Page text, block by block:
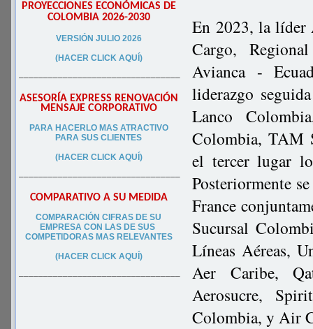
PROYECCIONES ECONÓMICAS DE
COLOMBIA 2026-2030
VERSIÓN JULIO 2026
(HACER CLICK AQUÍ)
–––––––––––––––––––––––––––––––––
ASESORÍA EXPRESS RENOVACIÓN
MENSAJE CORPORATIVO
PARA HACERLO MAS ATRACTIVO
PARA SUS CLIENTES
(HACER CLICK AQUÍ)
–––––––––––––––––––––––––––––––––
COMPARATIVO A SU MEDIDA
COMPARACIÓN CIFRAS DE SU
EMPRESA CON LAS DE SUS
COMPETIDORAS MAS RELEVANTES
(HACER CLICK AQUÍ)
–––––––––––––––––––––––––––––––––
En 2023, la líder
Cargo,
Avianca -
liderazgo
Lanco
Colombia, TAM
el tercer lugar
Posteriormente
France
Sucursal
Líneas Aéreas,
Aer Caribe,
Aerosucre,
Colombia, y Air